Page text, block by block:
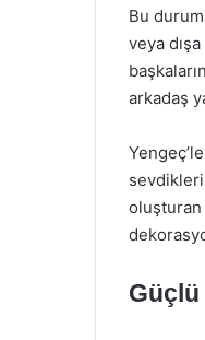
Bu
veya
arkadaş
oluşturan
Güçlü